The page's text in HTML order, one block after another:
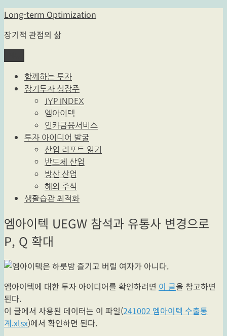
콘
츠
로
바
Long-term Optimization
장기적 관점의 삶
함께하는 투자
장기투자 성장주
JYP INDEX
엠아이텍
인카금융서비스
투자 아이디어 발굴
산업 리포트 읽기
반도체 산업
방산 산업
해외 주식
생활습관 최적화
엠아이텍 UEGW 참석과 유통사 변경으로
P, Q 확대
엠아이텍에 대한 투자 아이디어를 확인하려면 이 글을 참고하면
된다.
이 글에서 사용된 데이터는 이 파일(241002 엠아이텍 수출통
계.xlsx)에서 확인하면 된다.